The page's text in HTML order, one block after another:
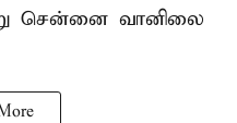
சென்னை வானிலை